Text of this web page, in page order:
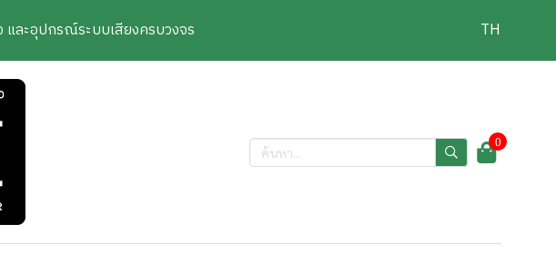
และอุปกรณ์ระบบเสียงครบวงจร TH
0